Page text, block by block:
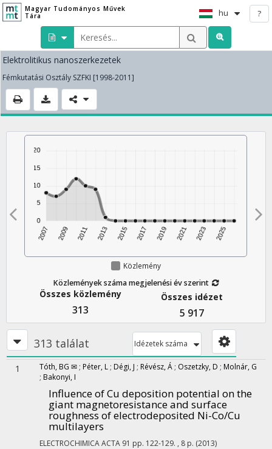
Magyar Tudományos Művek
Tára
hu ?
Elektrolitikus nanoszerkezetek
Fémkutatási Osztály SZFKI [1998-2011]
Közlemény
Közlemények száma megjelenési év szerint
Összes közlemény
313
Összes idézet
5 917
313 találat Idézetek száma
1 Tóth, BG ✉ ; Péter, L ; Dégi, J ; Révész, Á ; Oszetzky, D ; Molnár, G
; Bakonyi, I
Influence of Cu deposition potential on the
giant magnetoresistance and surface
roughness of electrodeposited Ni-Co/Cu
multilayers
ELECTROCHIMICA ACTA 91 pp. 122-129. , 8 p. (2013)